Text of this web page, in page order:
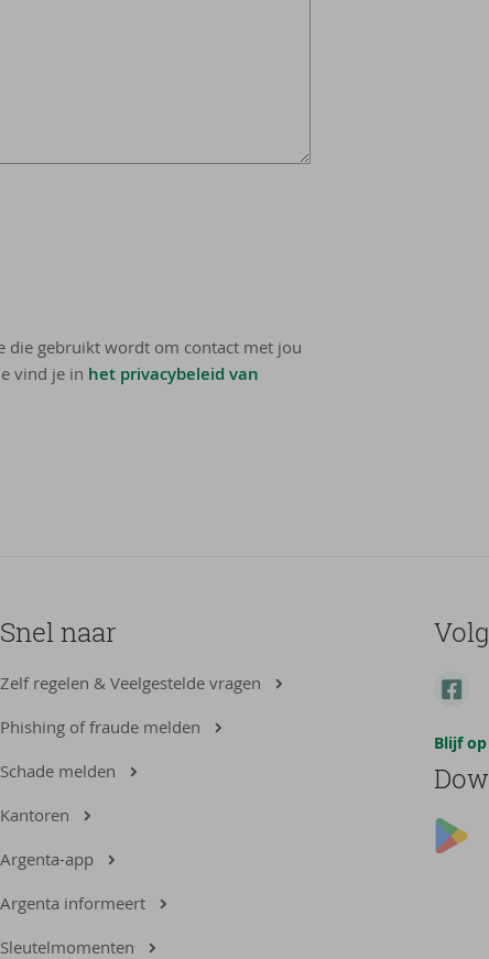
die gebruikt wordt om contact met jou
vind je in het privacybeleid van
Snel naar
Zelf regelen & Veelgestelde vragen
Phishing of fraude melden
Schade melden
Kantoren
Argenta-app
Argenta informeert
Sleutelmomenten
Blijf